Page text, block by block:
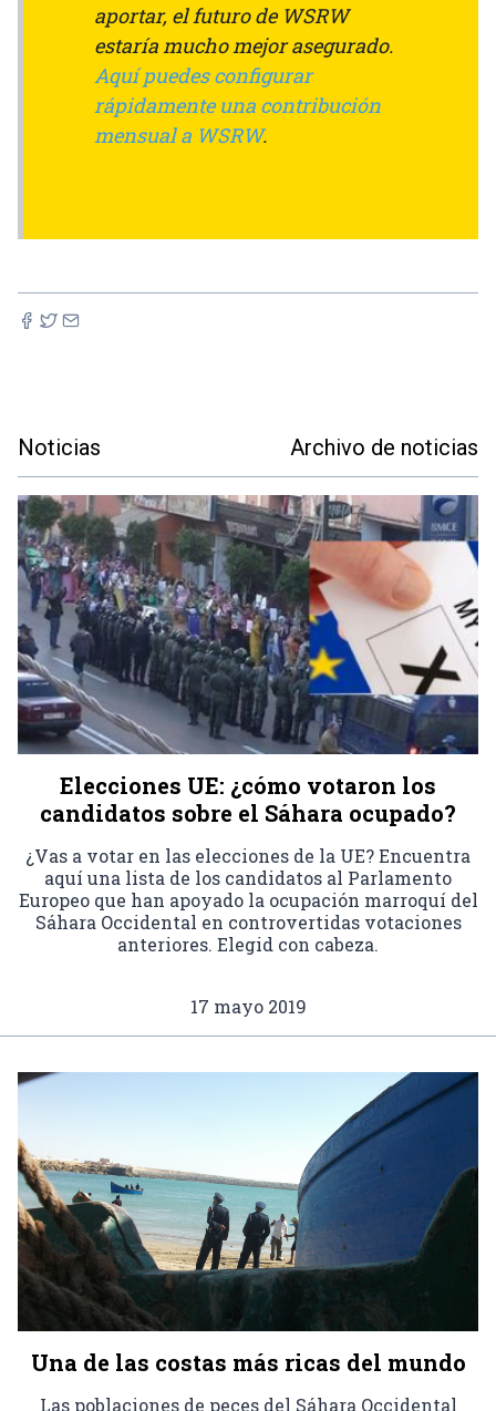
aportar, el futuro de WSRW
estaría mucho mejor asegurado.
Aquí puedes configurar
rápidamente una contribución
mensual a WSRW.
Noticias Archivo de noticias
Elecciones UE: ¿cómo votaron los
candidatos sobre el Sáhara ocupado?
¿Vas a votar en las elecciones de la UE? Encuentra
aquí una lista de los candidatos al Parlamento
Europeo que han apoyado la ocupación marroquí del
Sáhara Occidental en controvertidas votaciones
anteriores. Elegid con cabeza.
17 mayo 2019
Una de las costas más ricas del mundo
Las poblaciones de peces del Sáhara Occidental